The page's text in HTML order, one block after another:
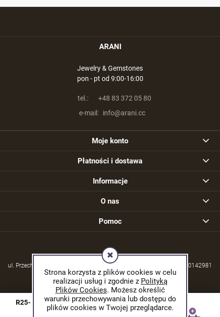
Strona korzysta z plików cookies w celu
realizacji usług i zgodnie z Polityką
Plików Cookies. Możesz określić
warunki przechowywania lub dostępu do
plików cookies w Twojej przeglądarce.
R25- Cytryn owal. Fas. 14mm 360mm
ARANI
Jewelry & Gemstones
pon - pt od 9:00-16:00
tel.:
+48 83 372 05 80
e-mail: info@arani.cc
Moje konto
Płatności i dostawa
Informacje
O nas
Pomoc
ul. Przechodzisko 39, 21-570 Drelów | NIP: 5380004253 | REGON: 030142981
© 2026 arani.cc. Wszelkie prawa zastrzeżone.